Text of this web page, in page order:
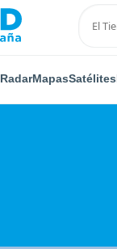
RadarMapasSatélites